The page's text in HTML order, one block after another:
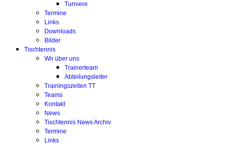
Turniere
Termine
Links
Downloads
Bilder
Tischtennis
Wir über uns
Trainerteam
Abteilungsleiter
Trainingszeiten TT
Teams
Kontakt
News
Tischtennis News Archiv
Termine
Links